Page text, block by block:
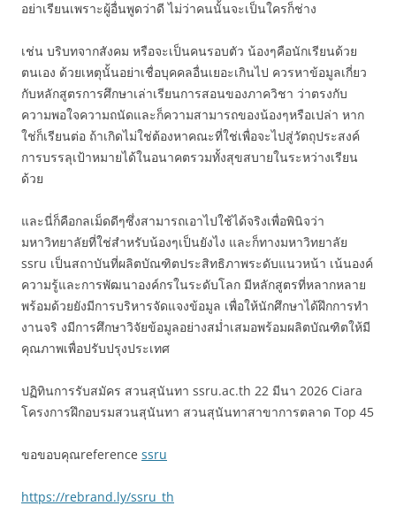
อย่าเรียนเพราะผู้อื่นพูดว่าดี ไม่ว่าคนนั้นจะเป็นใครก็ช่าง
เช่น บริบทจากสังคม หรือจะเป็นคนรอบตัว น้องๆคือนักเรียนด้วย
ตนเอง ด้วยเหตุนั้นอย่าเชื่อบุคคลอื่นเยอะเกินไป ควรหาข้อมูลเกี่ยว
กับหลักสูตรการศึกษาเล่าเรียนการสอนของภาควิชา ว่าตรงกับ
ความพอใจความถนัดและก็ความสามารถของน้องๆหรือเปล่า หาก
ใช่ก็เรียนต่อ ถ้าเกิดไม่ใช่ต้องหาคณะที่ใช่เพื่อจะไปสู่วัตถุประสงค์
การบรรลุเป้าหมายได้ในอนาคตรวมทั้งสุขสบายในระหว่างเรียน
ด้วย
และนี่ก็คือกลเม็ดดีๆซึ่งสามารถเอาไปใช้ได้จริงเพื่อพินิจว่า
มหาวิทยาลัยที่ใช่สำหรับน้องๆเป็นยังไง และก็ทางมหาวิทยาลัย
ssru เป็นสถาบันที่ผลิตบัณฑิตประสิทธิภาพระดับแนวหน้า เน้นองค์
ความรู้และการพัฒนาองค์กรในระดับโลก มีหลักสูตรที่หลากหลาย
พร้อมด้วยยังมีการบริหารจัดแจงข้อมูล เพื่อให้นักศึกษาได้ฝึกการทำ
งานจริ งมีการศึกษาวิจัยข้อมูลอย่างสม่ำเสมอพร้อมผลิตบัณฑิตให้มี
คุณภาพเพื่อปรับปรุงประเทศ
ปฏิทินการรับสมัคร สวนสุนันทา ssru.ac.th 22 มีนา 2026 Ciara
โครงการฝึกอบรมสวนสุนันทา สวนสุนันทาสาขาการตลาด Top 45
ขอขอบคุณreference ssru
https://rebrand.ly/ssru_th